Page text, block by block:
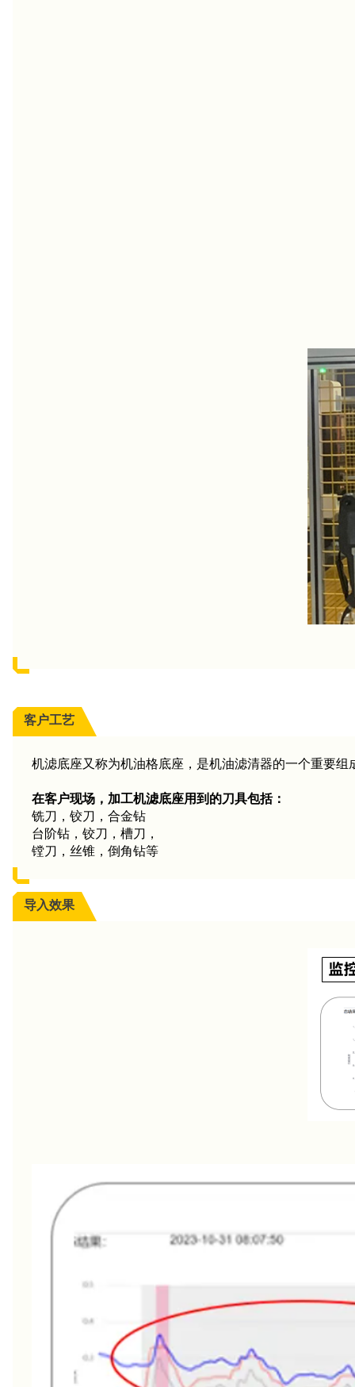
客户工艺
机滤底座又称为机油格底座，是机油滤清器的一个重要
在客户现场，加工机滤底座用到的刀具包括：
铣刀，铰刀，合金钻
台阶钻，铰刀，槽刀，
镗刀，丝锥，倒角钻等
导入效果